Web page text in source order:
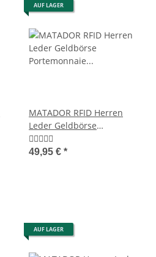
AUF LAGER
MATADOR RFID Herren
Leder Geldbörse
Portemonnaie Geldbeutel
Braun
49,95 € *
AUF LAGER